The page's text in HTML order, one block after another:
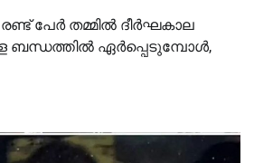
പേർ തമ്മിൽ ദീർഘകാല
ബന്ധത്തിൽ ഏർപ്പെടുമ്പോൾ,